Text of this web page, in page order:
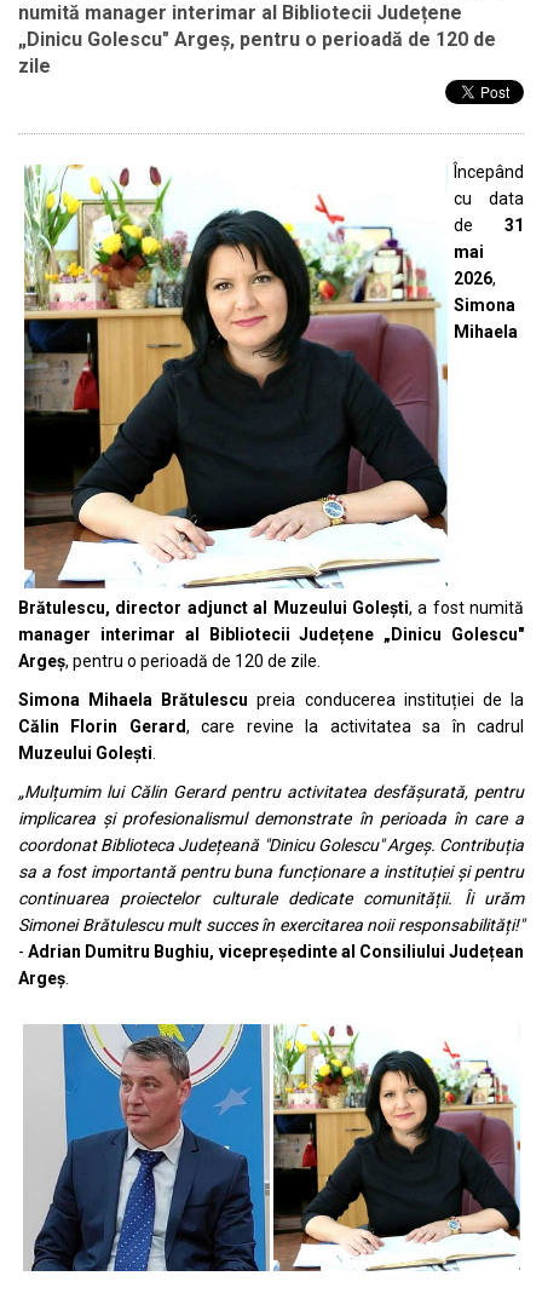
numită manager interimar al Bibliotecii Județene
„Dinicu Golescu" Argeș, pentru o perioadă de 120 de
zile
Începând
cu data
de 31
mai
2026,
Simona
Mihaela
Brătulescu, director adjunct al Muzeului Golești, a fost numită
manager interimar al Bibliotecii Județene „Dinicu Golescu"
Argeș, pentru o perioadă de 120 de zile.
Simona Mihaela Brătulescu preia conducerea instituției de la
Călin Florin Gerard, care revine la activitatea sa în cadrul
Muzeului Golești
„Mulțumim lui Călin Gerard pentru activitatea desfășurată, pentru
implicarea și profesionalismul demonstrate în perioada în care a
coordonat Biblioteca Județeană "Dinicu Golescu" Argeș. Contribuția
sa a fost importantă pentru buna funcționare a instituției și pentru
continuarea proiectelor culturale dedicate comunității. Îi urăm
Simonei Brătulescu mult succes în exercitarea noii responsabilități!"
-Adrian Dumitru Bughiu, vicepreședinte al Consiliului Județean
Argeș